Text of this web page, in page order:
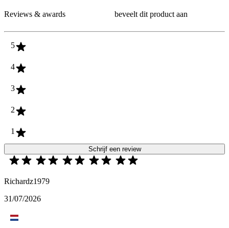
Reviews & awards
beveelt dit product aan
5
4
3
2
1
Schrijf een review
Richardz1979
31/07/2026